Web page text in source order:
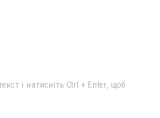
і натисніть Ctrl + Enter, щоб